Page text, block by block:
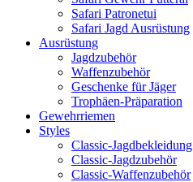
Safari Patronetui
Safari Jagd Ausrüstung
Ausrüstung
Jagdzubehör
Waffenzubehör
Geschenke für Jäger
Trophäen-Präparation
Gewehrriemen
Styles
Classic-Jagdbekleidung
Classic-Jagdzubehör
Classic-Waffenzubehör